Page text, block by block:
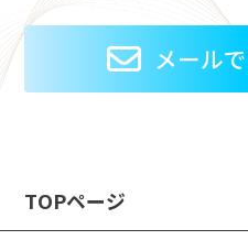
メール
TOPページ